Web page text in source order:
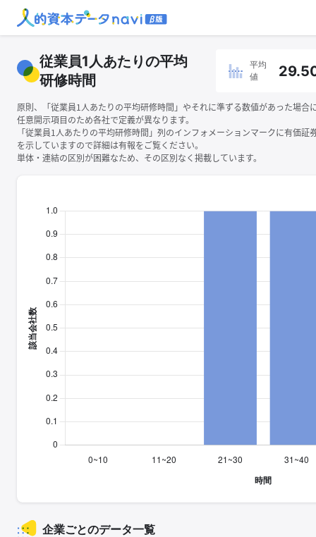
従業員1人あたりの平均
研修時間
平均
値
原則、「従業員1人あたりの平均研修時間」やそれに準ずる数値があった場合
任意開示項目のため各社で定義が異なります。
「従業員1人あたりの平均研修時間」列のインフォメーションマークに有価証
を示していますので詳細は有報をご覧ください。
単体・連結の区別が困難なため、その区別なく掲載しています。
企業ごとのデータ一覧